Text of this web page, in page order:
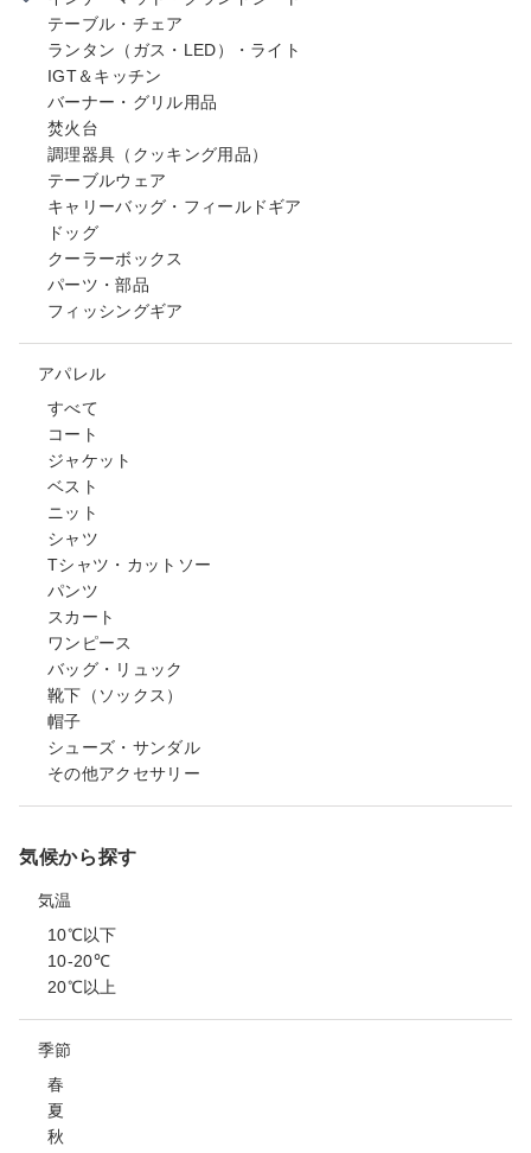
テーブル・チェア
ランタン（ガス・LED）・ライト
IGT＆キッチン
バーナー・グリル用品
焚火台
調理器具（クッキング用品）
テーブルウェア
キャリーバッグ・フィールドギア
ドッグ
クーラーボックス
パーツ・部品
フィッシングギア
アパレル
すべて
コート
ジャケット
ベスト
ニット
シャツ
Tシャツ・カットソー
パンツ
スカート
ワンピース
バッグ・リュック
靴下（ソックス）
帽子
シューズ・サンダル
その他アクセサリー
気候から探す
気温
10℃以下
10-20℃
20℃以上
季節
春
夏
秋